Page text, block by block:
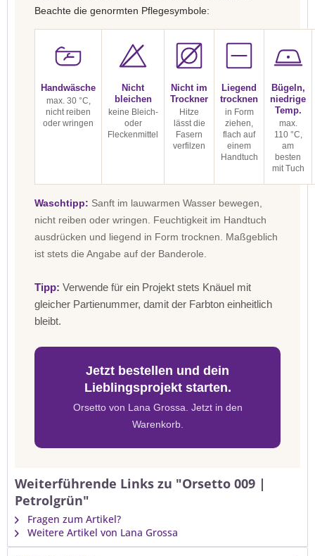
Beachte die genormten Pflegesymbole:
Handwäsche
max. 30 °C,
nicht reiben
oder wringen
Nicht
bleichen
keine Bleich-
oder
Fleckenmittel
Nicht im
Trockner
Hitze
lässt die
Fasern
verfilzen
Liegend
trocknen
in Form
ziehen,
flach auf
einem
Handtuch
Bügeln,
niedrige
Temp.
max.
110 °C,
am
besten
mit Tuch
Waschtipp: Sanft im lauwarmen Wasser bewegen,
nicht reiben oder wringen. Feuchtigkeit im Handtuch
ausdrücken und liegend in Form trocknen. Maßgeblich
ist stets die Angabe auf der Banderole.
Tipp: Verwende für ein Projekt stets Knäuel mit
gleicher Partienummer, damit der Farbton einheitlich
bleibt.
Jetzt bestellen und dein
Lieblingsprojekt starten.
Orsetto von Lana Grossa. Jetzt in den
Warenkorb.
Weiterführende Links zu "Orsetto 009 |
Petrolgrün"
Fragen zum Artikel?
Weitere Artikel von Lana Grossa